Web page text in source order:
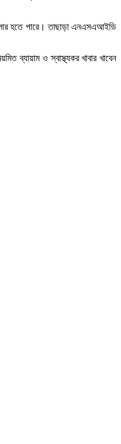
হতে পারে। তাছাড়া এনএসএআইডি
ব্যায়াম ও স্বাস্থ্যকর খাবার খাবেন